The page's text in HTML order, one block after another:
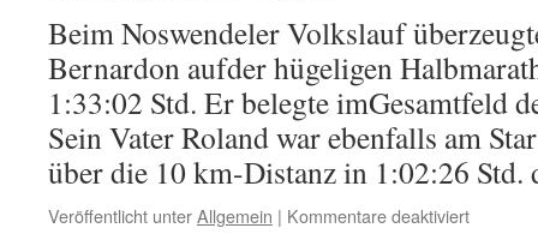
Beim Noswendeler Volkslauf
Bernardon aufder hügeligen
1:33:02 Std. Er belegte imGesamtfeld
Sein Vater Roland war ebenfalls am
über die 10 km-Distanz in 1:02:26
Veröffentlicht unterAllgemein | Kommentare deaktiviertfür